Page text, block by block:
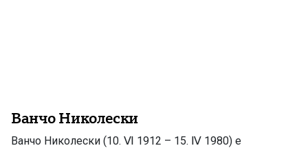
Ванчо Николески
Ванчо Николески (10. Ⅵ 1912 – 15. Ⅳ 1980) е